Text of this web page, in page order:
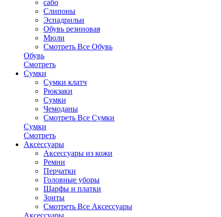
сабо
Слипоны
Эспадрильи
Обувь резиновая
Мюли
Смотреть Все Обувь
Обувь
Смотреть
Сумки
Сумки клатч
Рюкзаки
Сумки
Чемоданы
Смотреть Все Сумки
Сумки
Смотреть
Аксессуары
Аксессуары из кожи
Ремни
Перчатки
Головные уборы
Шарфы и платки
Зонты
Смотреть Все Аксессуары
Аксессуары